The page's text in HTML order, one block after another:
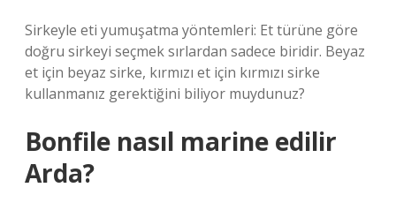
Sirkeyle eti yumuşatma yöntemleri: Et türüne göre
doğru sirkeyi seçmek sırlardan sadece biridir. Beyaz
et için beyaz sirke, kırmızı et için kırmızı sirke
kullanmanız gerektiğini biliyor muydunuz?
Bonfile nasıl marine edilir
Arda?